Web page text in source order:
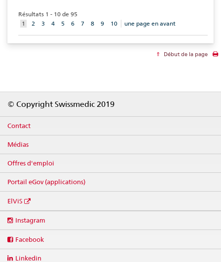
Résultats 1 - 10 de 95
1 aktuelles
Element
2 3 4 5 6 7 8 9 10 une page en avant
Début de la page
© Copyright Swissmedic 2019
Contact
Médias
Offres d'emploi
Portail eGov (applications)
ElViS
media
Instagram
Facebook
Linkedin